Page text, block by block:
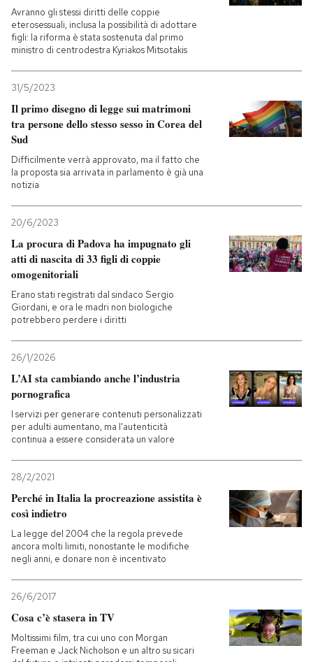
Avranno gli stessi diritti delle coppie
eterosessuali, inclusa la possibilità di adottare
figli: la riforma è stata sostenuta dal primo
ministro di centrodestra Kyriakos Mitsotakis
31/5/2023
Il primo disegno di legge sui matrimoni
tra persone dello stesso sesso in Corea del
Sud
Difficilmente verrà approvato, ma il fatto che
la proposta sia arrivata in parlamento è già una
notizia
20/6/2023
La procura di Padova ha impugnato gli
atti di nascita di 33 figli di coppie
omogenitoriali
Erano stati registrati dal sindaco Sergio
Giordani, e ora le madri non biologiche
potrebbero perdere i diritti
26/1/2026
L’AI sta cambiando anche l’industria
pornografica
I servizi per generare contenuti personalizzati
per adulti aumentano, ma l'autenticità
continua a essere considerata un valore
28/2/2021
Perché in Italia la procreazione assistita è
così indietro
La legge del 2004 che la regola prevede
ancora molti limiti, nonostante le modifiche
negli anni, e donare non è incentivato
26/6/2017
Cosa c’è stasera in TV
Moltissimi film, tra cui uno con Morgan
Freeman e Jack Nicholson e un altro su sicari